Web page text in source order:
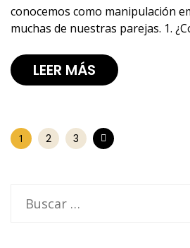
conocemos como manipulación
muchas de nuestras parejas. 1.
LEER MÁS
1 2 3